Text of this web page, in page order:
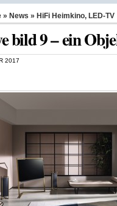
» News » HiFi Heimkino, LED-TV
bild 9 – ein
2017